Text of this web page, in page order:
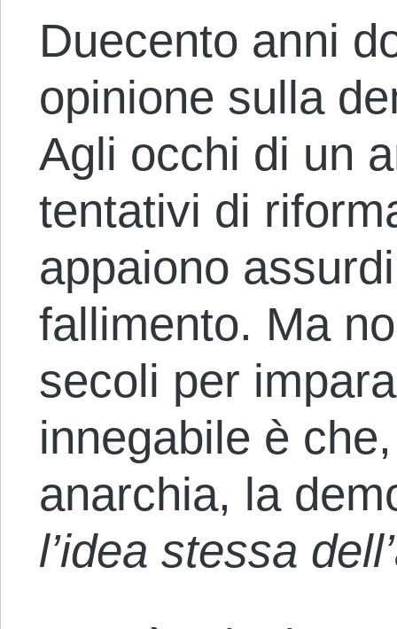
Duecento anni
opinione sulla
Agli occhi di un
tentativi di
appaiono
fallimento. Ma
secoli per
innegabile è
anarchia, la
l’idea stessa